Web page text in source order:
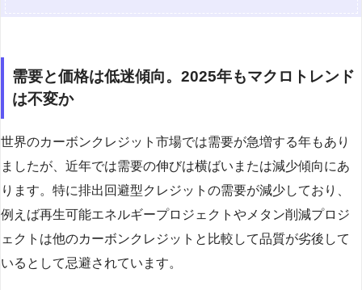
需要と価格は低迷傾向。2025年もマクロトレンド
は不変か
世界のカーボンクレジット市場では需要が急増する年もあり
ましたが、近年では需要の伸びは横ばいまたは減少傾向にあ
ります。特に排出回避型クレジットの需要が減少しており、
例えば再生可能エネルギープロジェクトやメタン削減プロジ
ェクトは他のカーボンクレジットと比較して品質が劣後して
いるとして忌避されています。